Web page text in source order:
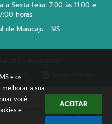
e os
melhorar a sua
você
e
ACEITAR
Sexta-feira: 7:00 às 11:00 e
horas
de Maracaju - MS
16:07
reservados -